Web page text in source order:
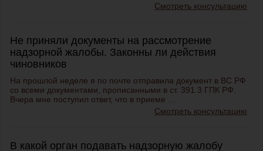
Смотреть консультацию
Не приняли документы на рассмотрение
надзорной жалобы. Законны ли действия
чиновников
На прошлой неделе я по почте отправила документ в ВС РФ
со всеми документами, прописанными в ст. 391.3 ГПК РФ.
Вчера мне поступил ответ, что в приеме ...
Смотреть консультацию
В какой орган подавать надзорную жалобу